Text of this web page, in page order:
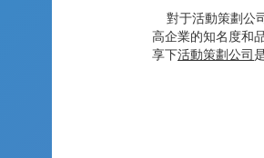
對于活動策劃公
高企業的知名度和
享下活動策劃公司